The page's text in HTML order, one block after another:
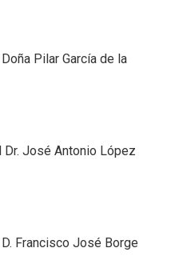
Pilar García de la
Dr. José Antonio López
Francisco José Borge